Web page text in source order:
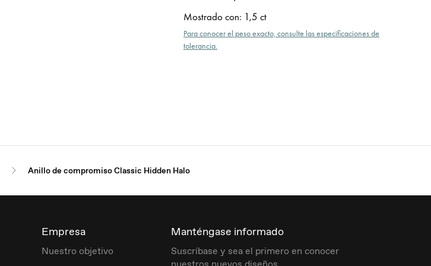
Mostrado con: 1,5 ct
Para conocer el peso exacto, consulte las especificaciones de
tolerancia.
Anillo de compromiso Classic Hidden Halo
Empresa
Nuestro objetivo
Manténgase informado
Suscríbase y sea el primero en conocer